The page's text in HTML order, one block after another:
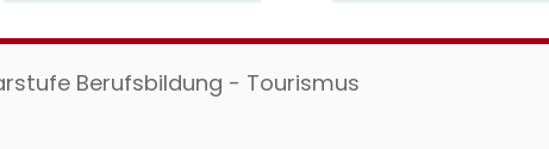
Berufsbildung - Tourismus